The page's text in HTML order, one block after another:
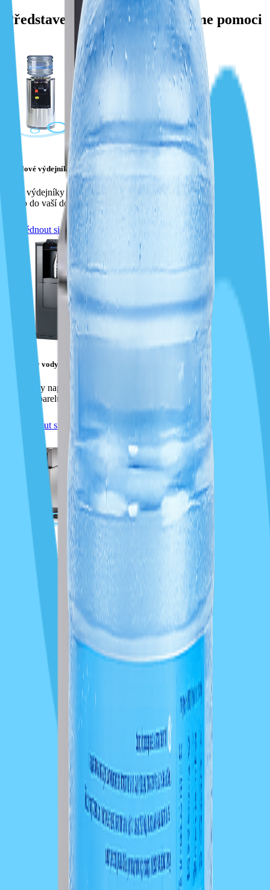
Představení – s čím Vám můžeme pomoci
Barelové výdejníky vody
Naše výdejníky vám přivedou kvalitní a chutnou pramenitou vodu
přímo do vaší domácnosti či kanceláře.
Prohlédnout si barelové výdejníky
Výdejníky vody připojené na vodovod
Výdejníky napojené přímo na vodovodní potrubí – bez nutnosti
výměny barelů.
Prohlédnout si výdejníky připojené na vodovod
Sodobary s připojením na vodovod
Čerstvá perlivá voda přímo z kohoutku. Sodobary pro domácnost i
kanceláře.
Prohlédnout si sodobary
Podpultové sodobary a profesionální řešení pro gastro provoz.
Prohlédnout si sodobary do restaurací